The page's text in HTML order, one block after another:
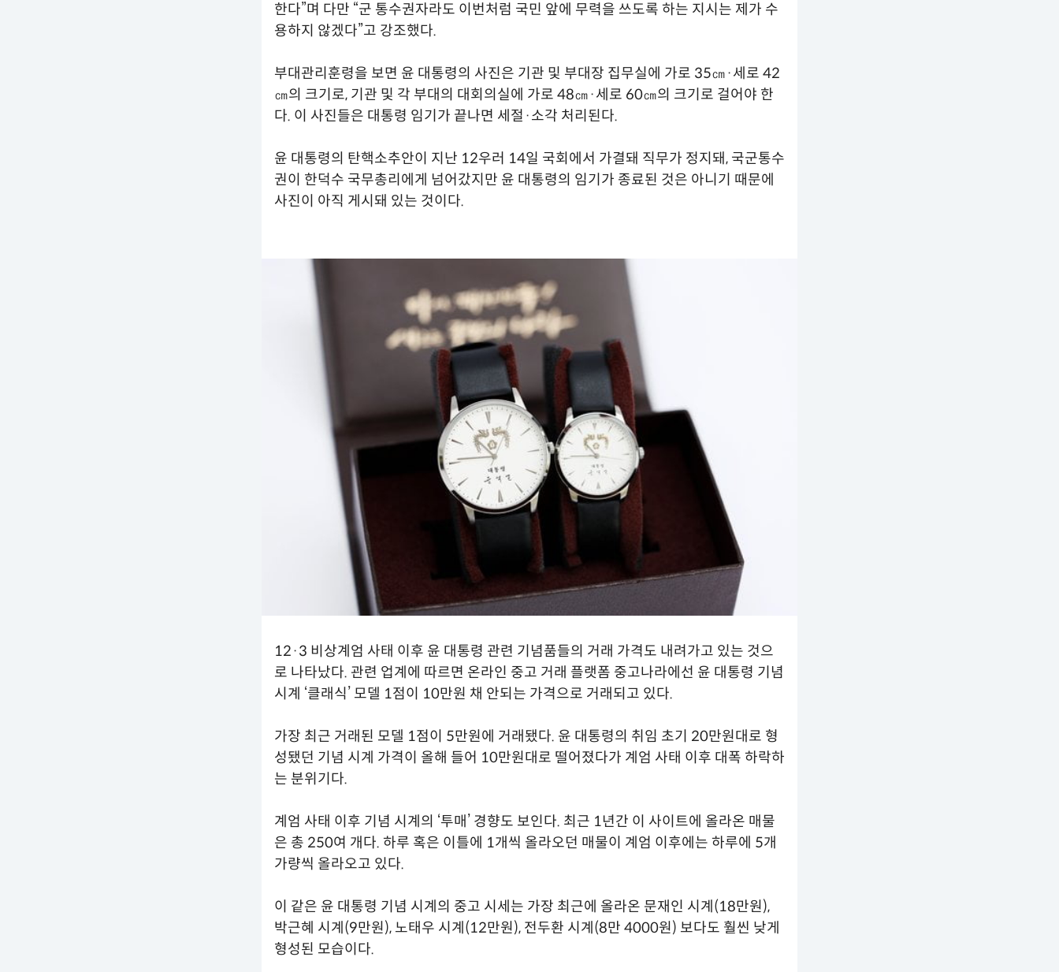
한다”며 다만 “군 통수권자라도 이번처럼 국민 앞에 무력을 쓰도록 하는 지시는 제가 수
용하지 않겠다”고 강조했다.
부대관리훈령을 보면 윤 대통령의 사진은 기관 및 부대장 집무실에 가로 35㎝·세로 42
㎝의 크기로, 기관 및 각 부대의 대회의실에 가로 48㎝·세로 60㎝의 크기로 걸어야 한
다. 이 사진들은 대통령 임기가 끝나면 세절·소각 처리된다.
윤 대통령의 탄핵소추안이 지난 12우러 14일 국회에서 가결돼 직무가 정지돼, 국군통수
권이 한덕수 국무총리에게 넘어갔지만 윤 대통령의 임기가 종료된 것은 아니기 때문에
사진이 아직 게시돼 있는 것이다.
12·3 비상계엄 사태 이후 윤 대통령 관련 기념품들의 거래 가격도 내려가고 있는 것으
로 나타났다. 관련 업계에 따르면 온라인 중고 거래 플랫폼 중고나라에선 윤 대통령 기념
시계 ‘클래식’ 모델 1점이 10만원 채 안되는 가격으로 거래되고 있다.
가장 최근 거래된 모델 1점이 5만원에 거래됐다. 윤 대통령의 취임 초기 20만원대로 형
성됐던 기념 시계 가격이 올해 들어 10만원대로 떨어졌다가 계엄 사태 이후 대폭 하락하
는 분위기다.
계엄 사태 이후 기념 시계의 ‘투매’ 경향도 보인다. 최근 1년간 이 사이트에 올라온 매물
은 총 250여 개다. 하루 혹은 이틀에 1개씩 올라오던 매물이 계엄 이후에는 하루에 5개
가량씩 올라오고 있다.
이 같은 윤 대통령 기념 시계의 중고 시세는 가장 최근에 올라온 문재인 시계(18만원),
박근혜 시계(9만원), 노태우 시계(12만원), 전두환 시계(8만 4000원) 보다도 훨씬 낮게
형성된 모습이다.